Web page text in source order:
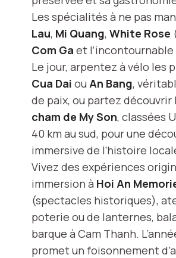
Les spécialités à ne pas
Lau, Mi Quang, White Rose
Com Ga et l’incontournable
Le jour, arpentez à vélo les
Cua Dai ou An Bang,
de paix, ou partez découvrir
cham de My Son, classées
40 km au sud, pour une
immersive de l’histoire
Vivez des expériences
immersion à Hoi An
(spectacles historiques),
poterie ou de lanternes,
barque à Cam Thanh.
promet un foisonnement